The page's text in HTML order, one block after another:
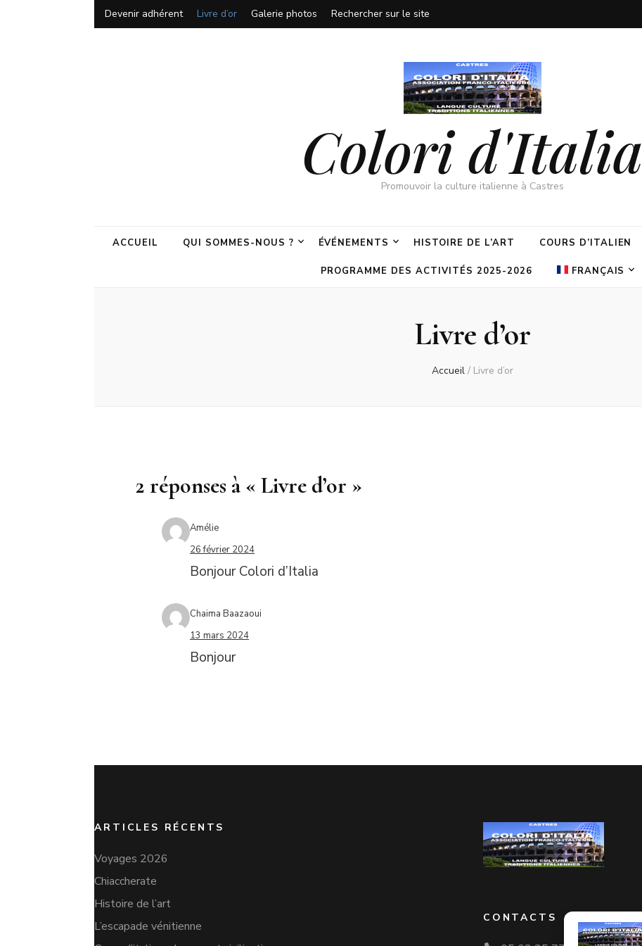
Devenir adhérent Livre d’or Galerie photos Rechercher sur le site
Colori d'Italia
Promouvoir la culture italienne à Castres
ACCUEIL QUI SOMMES-NOUS ? ÉVÉNEMENTS HISTOIRE DE L’ART COURS D’ITALIEN
PROGRAMME DES ACTIVITÉS 2025-2026 FRANÇAIS
Livre d’or
Accueil / Livre d’or
2 réponses à « Livre d’or »
Amélie
26 février 2024
Bonjour Colori d’Italia
Chaima Baazaoui
13 mars 2024
Bonjour
ARTICLES RÉCENTS
Voyages 2026
Chiaccherate
Histoire de l’art
L’escapade vénitienne
CONTACTS